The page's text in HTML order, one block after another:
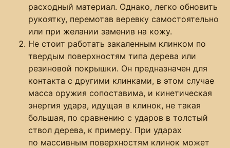
расходный материал. Однако, легко обновить
рукоятку, перемотав веревку самостоятельно
или при желании заменив на кожу.
Не стоит работать закаленным клинком по
твердым поверхностям типа дерева или
резиновой покрышки. Он предназначен для
контакта с другими клинками, в этом случае
масса оружия сопоставима, и кинетическая
энергия удара, идущая в клинок, не такая
большая, по сравнению с ударов в толстый
ствол дерева, к примеру. При ударах
по массивным поверхностям клинок может